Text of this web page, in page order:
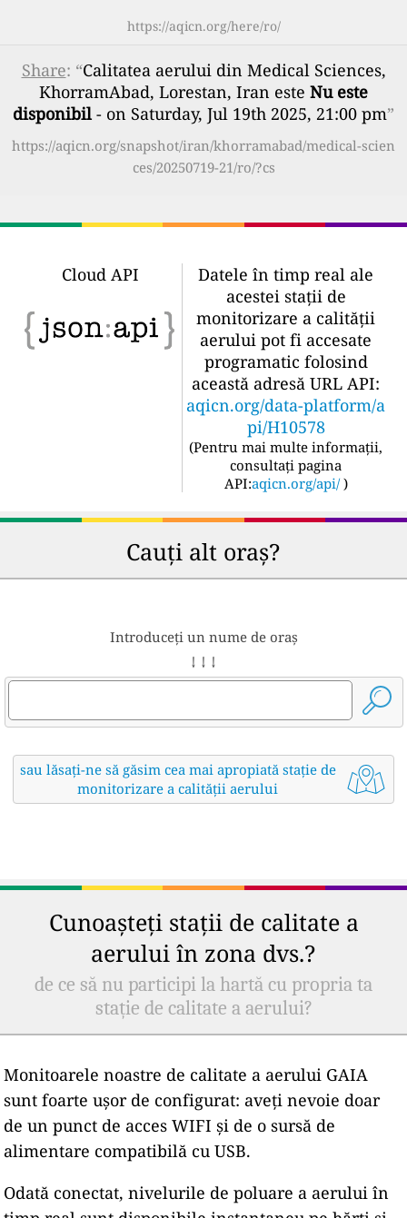
https://aqicn.org/here/ro/
Share: “Calitatea aerului din Medical Sciences,
KhorramAbad, Lorestan, Iran este Nu este
disponibil - on Saturday, Jul 19th 2025, 21:00 pm”
https://aqicn.org/snapshot/iran/khorramabad/medical-scien
ces/20250719-21/ro/?cs
Cloud API
Datele în timp real ale
acestei stații de
monitorizare a calității
aerului pot fi accesate
programatic folosind
această adresă URL API:
aqicn.org/data-platform/a
pi/H10578
(Pentru mai multe informații,
consultați pagina
API:aqicn.org/api/ )
Cauți alt oraș?
Introduceți un nume de oraș
↓ ↓ ↓
sau lăsați-ne să găsim cea mai apropiată stație de
monitorizare a calității aerului
Cunoașteți stații de calitate a
aerului în zona dvs.?
de ce să nu participi la hartă cu propria ta
stație de calitate a aerului?
Monitoarele noastre de calitate a aerului GAIA
sunt foarte ușor de configurat: aveți nevoie doar
de un punct de acces WIFI și de o sursă de
alimentare compatibilă cu USB.
Odată conectat, nivelurile de poluare a aerului în